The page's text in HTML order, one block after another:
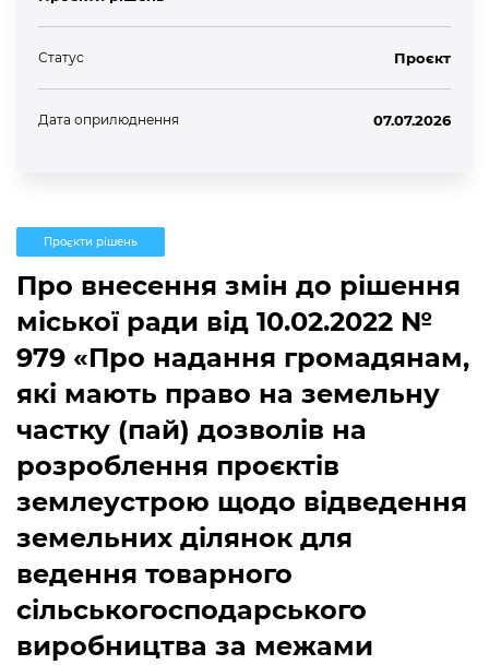
Статус Проєкт
Дата оприлюднення 07.07.2026
Проєкти рішень
Про внесення змін до рішення
міської ради від 10.02.2022 №
979 «Про надання громадянам,
які мають право на земельну
частку (пай) дозволів на
розроблення проєктів
землеустрою щодо відведення
земельних ділянок для
ведення товарного
сільськогосподарського
виробництва за межами